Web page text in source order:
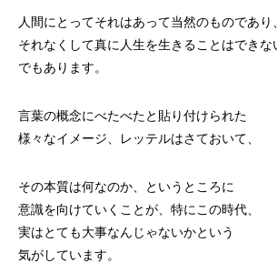
人間にとってそれはあって当然のものであり、
それなくして真に人生を生きることはできな
でもあります。
言葉の概念にべたべたと貼り付けられた
様々なイメージ、レッテルはさておいて、
その本質は何なのか、というところに
意識を向けていくことが、特にこの時代、
実はとても大事なんじゃないかという
気がしています。